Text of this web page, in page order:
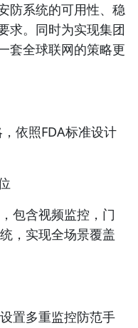
防系统的可用性、稳
求。同时为实现集团
套全球联网的策略更
依照FDA标准设计
包含视频监控，门
，实现全场景覆盖
置多重监控防范手